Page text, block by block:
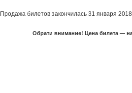
Обрати внимание! Цена билета —
Продажа билетов закончилась 31 января